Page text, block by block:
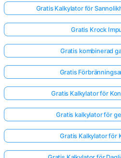
Gratis Kalkylator för
Gratis Krock
Gratis kombinerad
Gratis
Gratis Kalkylator för
Gratis kalkylator för
Gratis Kalkylator för